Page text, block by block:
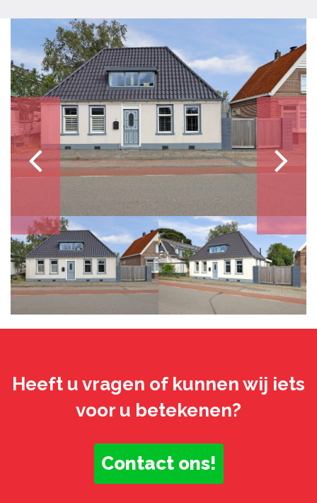
Heeft u vragen of kunnen wij iets
voor u betekenen?
Contact ons!